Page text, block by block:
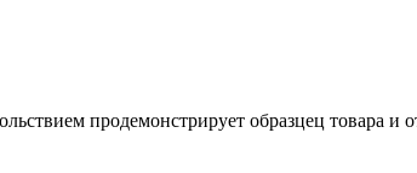
продемонстрирует образцец товара и